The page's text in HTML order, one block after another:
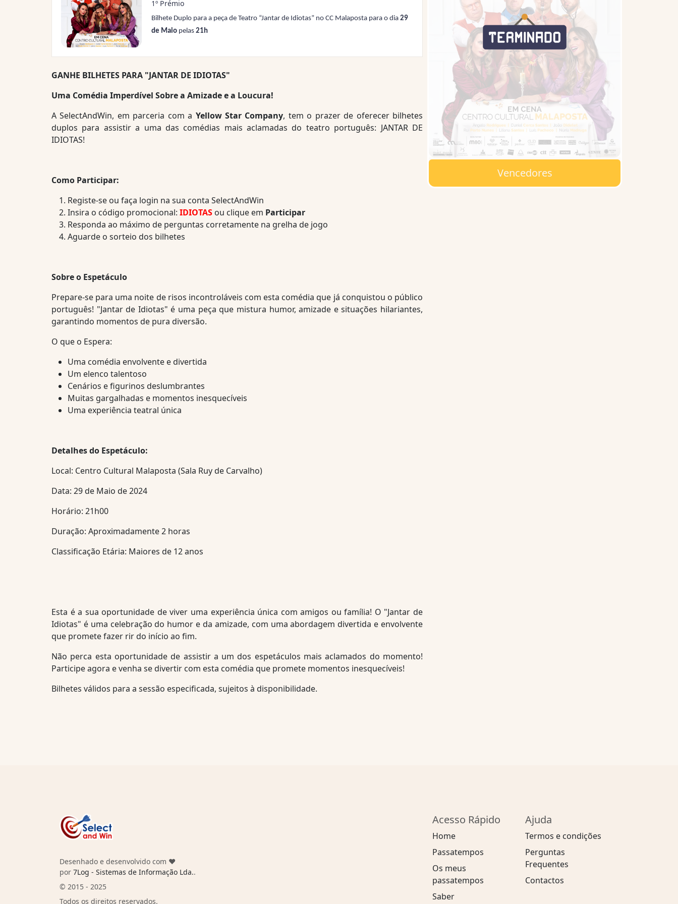
1º Prémio
Bilhete Duplo para a peça de Teatro “Jantar de Idiotas” no CC Malaposta para o dia29
de Maiopelas 21 h
GANHE BILHETES PARA "JANTAR DE IDIOTAS"
Uma Comédia Imperdível Sobre a Amizade e a Loucura!
A SelectAndWin, em parceria com a Yellow Star Company, tem o prazer de oferecer bilhetes
duplos para assistir a uma das comédias mais aclamadas do teatro português: JANTAR DE
IDIOTAS!
Como Participar:
Registe-se ou faça login na sua conta SelectAndWin
Insira o código promocional: IDIOTAS ou clique em Participar
Responda ao máximo de perguntas corretamente na grelha de jogo
Aguarde o sorteio dos bilhetes
Sobre o Espetáculo
Prepare-se para uma noite de risos incontroláveis com esta comédia que já conquistou o público
português! "Jantar de Idiotas" é uma peça que mistura humor, amizade e situações hilariantes,
garantindo momentos de pura diversão.
O que o Espera:
Uma comédia envolvente e divertida
Um elenco talentoso
Cenários e figurinos deslumbrantes
Muitas gargalhadas e momentos inesquecíveis
Uma experiência teatral única
Detalhes do Espetáculo:
Local: Centro Cultural Malaposta (Sala Ruy de Carvalho)
Data: 29 de Maio de 2024
Horário: 21h00
Duração: Aproximadamente 2 horas
Classificação Etária: Maiores de 12 anos
Esta é a sua oportunidade de viver uma experiência única com amigos ou família! O "Jantar de
Idiotas" é uma celebração do humor e da amizade, com uma abordagem divertida e envolvente
que promete fazer rir do início ao fim.
Não perca esta oportunidade de assistir a um dos espetáculos mais aclamados do momento!
Participe agora e venha se divertir com esta comédia que promete momentos inesquecíveis!
Bilhetes válidos para a sessão especificada, sujeitos à disponibilidade.
Vencedores
Desenhado e desenvolvido com ❤️
por 7Log - Sistemas de Informação Lda..
© 2015 - 2025
Todos os direitos reservados.
Acesso Rápido
Home
Passatempos
Os meus
passatempos
Saber
Ajuda
Termos e condições
Perguntas
Frequentes
Contactos